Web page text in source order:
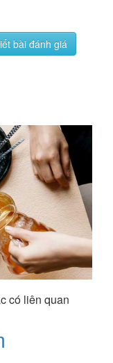
bài đánh giá
có liên quan